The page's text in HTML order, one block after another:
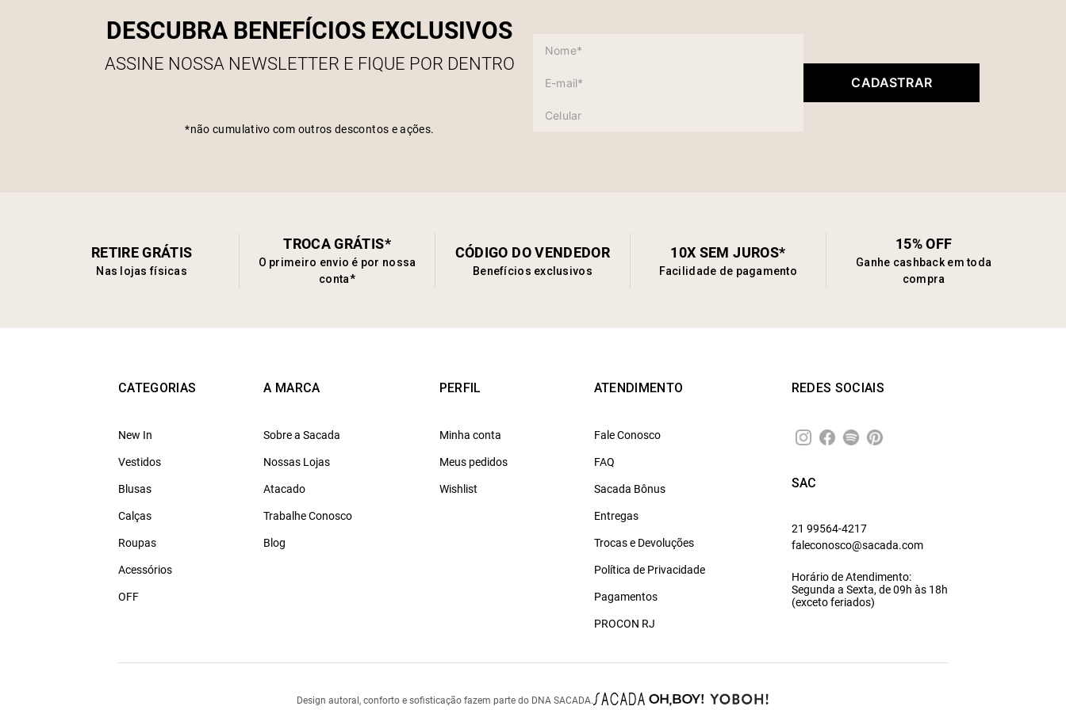
DESCUBRA BENEFÍCIOS EXCLUSIVOS
ASSINE NOSSA NEWSLETTER E FIQUE POR DENTRO
*não cumulativo com outros descontos e ações.
CADASTRAR
RETIRE GRÁTIS
Nas lojas físicas
TROCA GRÁTIS*
O primeiro envio é por nossa
conta*
CÓDIGO DO VENDEDOR
Benefícios exclusivos
10X SEM JUROS*
Facilidade de pagamento
15% OFF
Ganhe cashback em toda
compra
CATEGORIAS
New In
Vestidos
Blusas
Calças
Roupas
Acessórios
OFF
A MARCA
Sobre a Sacada
Nossas Lojas
Atacado
Trabalhe Conosco
Blog
PERFIL
Minha conta
Meus pedidos
Wishlist
ATENDIMENTO
Fale Conosco
FAQ
Sacada Bônus
Entregas
Trocas e Devoluções
Política de Privacidade
Pagamentos
PROCON RJ
REDES SOCIAIS
SAC
21 99564-4217
faleconosco@sacada.com
Horário de Atendimento:
Segunda a Sexta, de 09h às 18h
(exceto feriados)
Design autoral, conforto e sofisticação fazem parte do DNA SACADA.